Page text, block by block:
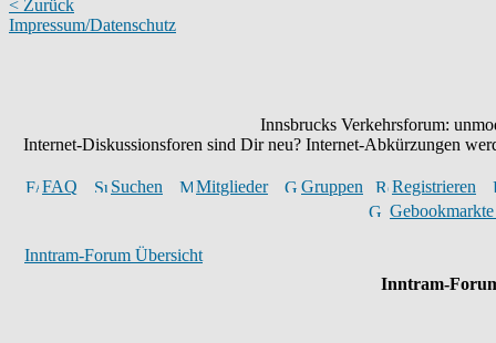
< Zurück
Impressum/Datenschutz
Innsbrucks Verkehrsforum:
Internet-Diskussionsforen sind Dir neu? Internet-Abkürzungen
FAQ Suchen Mitglieder Gruppen
Registrieren
Inntram-Forum Übersicht
Inntram-